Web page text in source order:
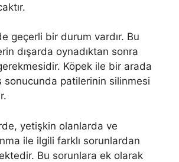
geçerli bir durum vardır. Bu
dışarda oynadıktan sonra
Köpek ile bir arada
sonucunda patilerinin silinmesi
yetişkin olanlarda ve
ile ilgili farklı sorunlardan
Bu sorunlara ek olarak